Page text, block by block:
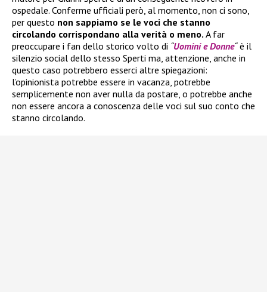
ospedale. Conferme ufficiali però, al momento, non ci sono,
per questo non sappiamo se le voci che stanno
circolando corrispondano alla verità o meno. A far
preoccupare i fan dello storico volto di “Uomini e Donne“è il
silenzio social dello stesso Sperti ma, attenzione, anche in
questo caso potrebbero esserci altre spiegazioni:
l’opinionista potrebbe essere in vacanza, potrebbe
semplicemente non aver nulla da postare, o potrebbe anche
non essere ancora a conoscenza delle voci sul suo conto che
stanno circolando.